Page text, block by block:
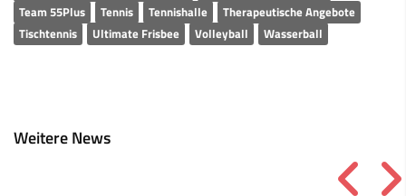
Team 55Plus
Tennis Tennishalle
Therapeutische Angebote
Tischtennis
Ultimate Frisbee Volleyball Wasserball
Weitere News